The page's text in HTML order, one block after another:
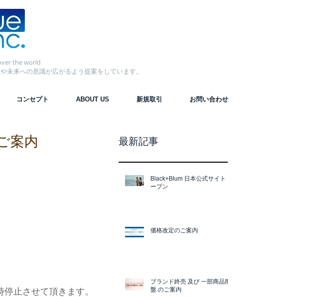
the world
未来への意識が広がるよう提案をしています。
コンセプト ABOUT US 新規取引 お問い合わせ
案内
止させて頂きます。
最新記事
Black+Blum 日本公式サイト オ
ープン
価格改定のご案内
ブランド終売 及び 一部商品廃
盤 のご案内